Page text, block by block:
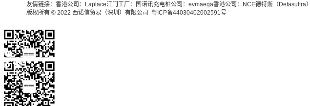
友情链接： 香港公司：Laplace江门工厂：国诺讯充电桩公司：evmaega香港公司：NCE德特斯（Detasultra）
版权所有 © 2022 西诺信贸易（深圳）有限公司 粤ICP备44030402002591号